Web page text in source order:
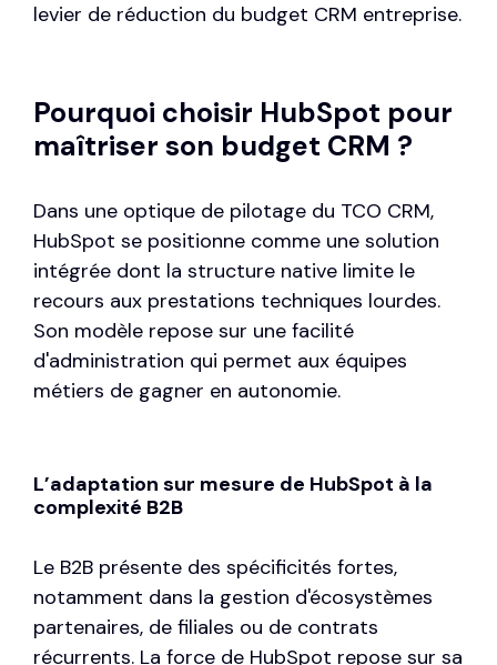
levier de réduction du budget CRM entreprise.
Pourquoi choisir HubSpot pour
maîtriser son budget CRM ?
Dans une optique de pilotage du TCO CRM,
HubSpot se positionne comme une solution
intégrée dont la structure native limite le
recours aux prestations techniques lourdes.
Son modèle repose sur une facilité
d'administration qui permet aux équipes
métiers de gagner en autonomie.
L’adaptation sur mesure de HubSpot à la
complexité B2B
Le B2B présente des spécificités fortes,
notamment dans la gestion d'écosystèmes
partenaires, de filiales ou de contrats
récurrents. La force de HubSpot repose sur sa